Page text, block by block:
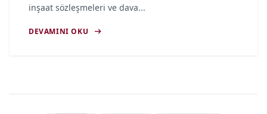
inşaat sözleşmeleri ve dava...
DEVAMINI OKU arrow_right_alt